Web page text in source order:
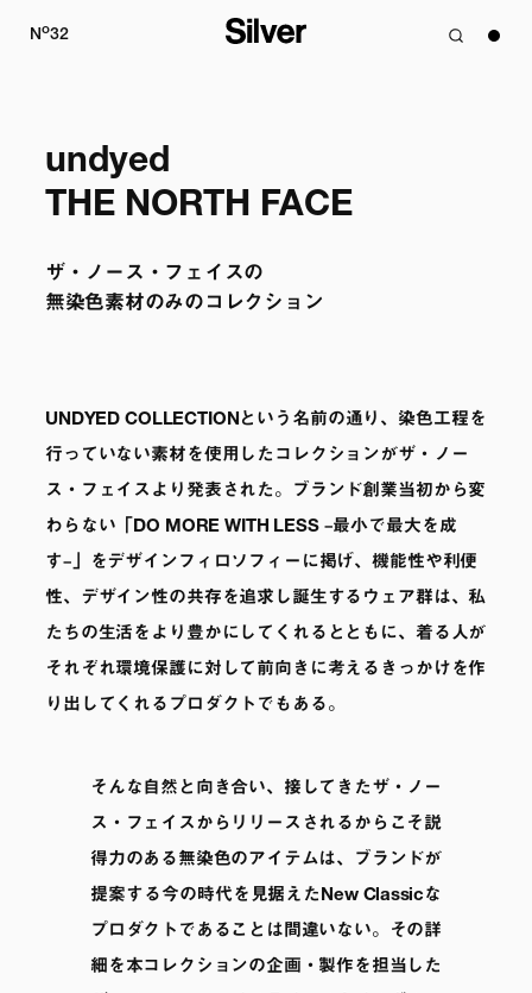
No32
undyed
THE NORTH FACE
ザ・ノース・フェイスの
無染色素材のみのコレクション
UNDYED COLLECTIONという名前の通り、染色工程を
行っていない素材を使用したコレクションがザ・ノー
ス・フェイスより発表された。ブランド創業当初から変
わらない「DO MORE WITH LESS ‒最小で最大を成
す‒」をデザインフィロソフィーに掲げ、機能性や利便
性、デザイン性の共存を追求し誕生するウェア群は、私
たちの生活をより豊かにしてくれるとともに、着る人が
それぞれ環境保護に対して前向きに考えるきっかけを作
り出してくれるプロダクトでもある。
そんな自然と向き合い、接してきたザ・ノー
ス・フェイスからリリースされるからこそ説
得力のある無染色のアイテムは、ブランドが
提案する今の時代を見据えたNew Classicな
プロダクトであることは間違いない。その詳
細を本コレクションの企画・製作を担当した